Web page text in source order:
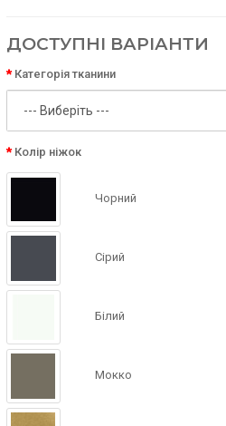
ДОСТУПНІ ВАРІАНТИ
Категорія тканини
Колір ніжок
Чорний
Сірий
Білий
Мокко